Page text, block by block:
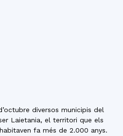
diversos municipis del
Laietania, el territori que els
fa més de 2.000 anys.